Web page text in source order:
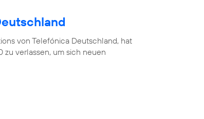
von Telefónica Deutschland, hat
zu verlassen, um sich neuen